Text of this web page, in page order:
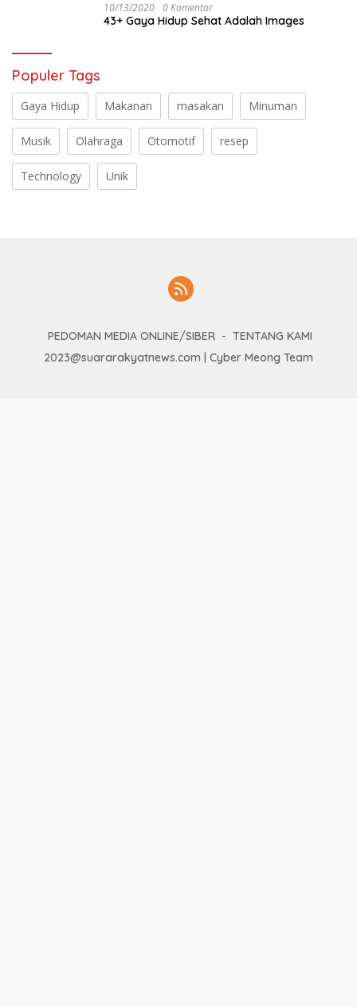
10/13/2020 0 Komentar
43+ Gaya Hidup Sehat Adalah Images
Populer Tags
Gaya Hidup Makanan masakan Minuman
Musik Olahraga Otomotif resep
Technology Unik
PEDOMAN MEDIA ONLINE/SIBER
TENTANG KAMI
2023@suararakyatnews.com | Cyber Meong Team